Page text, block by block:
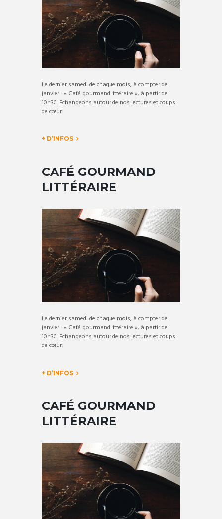
Le dernier samedi de chaque mois, à compter de
janvier : « Café gourmand littéraire », à partir de
10h30. Echangeons autour de nos lectures et coups
de cœur.
+ D’INFOS
CAFÉ GOURMAND
LITTÉRAIRE
Le dernier samedi de chaque mois, à compter de
janvier : « Café gourmand littéraire », à partir de
10h30. Echangeons autour de nos lectures et coups
de cœur.
+ D’INFOS
CAFÉ GOURMAND
LITTÉRAIRE